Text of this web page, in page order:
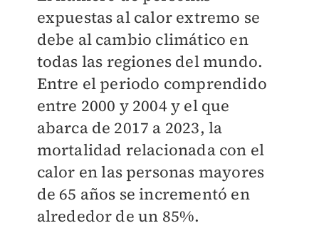
expuestas al calor extremo se
debe al cambio climático en
todas las regiones del mundo.
Entre el periodo comprendido
entre 2000 y 2004 y el que
abarca de 2017 a 2023, la
mortalidad relacionada con el
calor en las personas mayores
de 65 años se incrementó en
alrededor de un 85%.